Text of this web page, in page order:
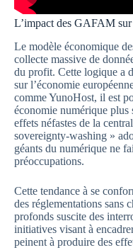
L’impact des GAFAM sur
Le modèle économique
collecte massive de
du profit. Cette logique a
sur l’économie
comme YunoHost, il est
économie numérique plus
effets néfastes de la
sovereignty-washing »
géants du numérique ne
préoccupations.
Cette tendance à se
des réglementations sans
profonds suscite des
initiatives visant à
peinent à produire des